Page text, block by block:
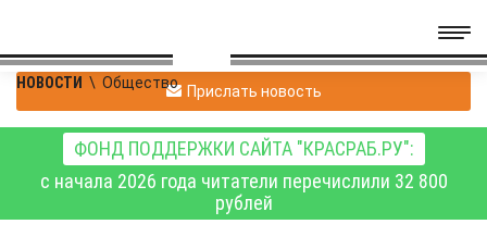
НОВОСТИ \ Общество Прислать новость
ФОНД ПОДДЕРЖКИ САЙТА "КРАСРАБ.РУ":
с начала 2026 года читатели перечислили 32 800
рублей